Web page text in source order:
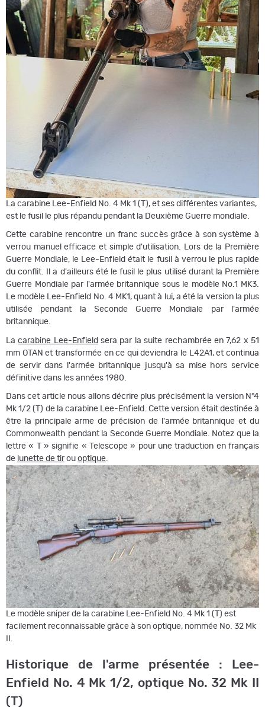
La carabine Lee-Enfield No. 4 Mk 1 (T), et ses différentes variantes,
est le fusil le plus répandu pendant la Deuxième Guerre mondiale.
Cette carabine rencontre un franc succès grâce à son système à
verrou manuel efficace et simple d'utilisation. Lors de la Première
Guerre Mondiale, le Lee-Enfield était le fusil à verrou le plus rapide
du conflit. Il a d'ailleurs été le fusil le plus utilisé durant la Première
Guerre Mondiale par l'armée britannique sous le modèle No.1 MK3.
Le modèle Lee-Enfield No. 4 MK1, quant à lui, a été la version la plus
utilisée pendant la Seconde Guerre Mondiale par l'armée
britannique.
Lacarabine Lee-Enfield sera par la suite rechambrée en 7,62 x 51
mm OTAN et transformée en ce qui deviendra le L42A1, et continua
de servir dans l'armée britannique jusqu'à sa mise hors service
définitive dans les années 1980.
Dans cet article nous allons décrire plus précisément la version N°4
Mk 1/2 (T) de la carabine Lee-Enfield. Cette version était destinée à
être la principale arme de précision de l'armée britannique et du
Commonwealth pendant la Seconde Guerre Mondiale. Notez que la
lettre « T » signifie « Telescope » pour une traduction en français
de lunette de tirou optique.
Le modèle sniper de la carabine Lee-Enfield No. 4 Mk 1 (T) est
facilement reconnaissable grâce à son optique, nommée No. 32 Mk
Historique de l'arme présentée : Lee-
Enfield No. 4 Mk 1/2, optique No. 32 Mk II
(T)